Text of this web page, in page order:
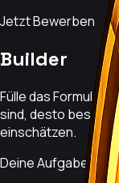
Jetzt Bewerben
Builder
Fülle das Formular
sind, desto besser
einschätzen.
Deine Aufgaben